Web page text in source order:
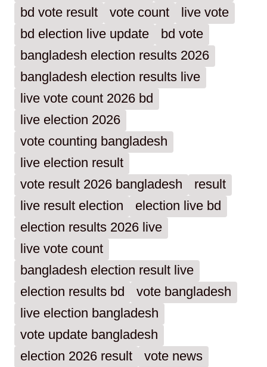
bd vote result
vote count
live vote
bd election live update
bd vote
bangladesh election results 2026
bangladesh election results live
live vote count 2026 bd
live election 2026
vote counting bangladesh
live election result
vote result 2026 bangladesh
result
live result election
election live bd
election results 2026 live
live vote count
bangladesh election result live
election results bd
vote bangladesh
live election bangladesh
vote update bangladesh
election 2026 result
vote news